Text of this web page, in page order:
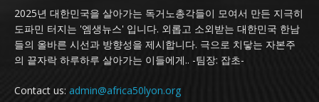
2025년 대한민국을 살아가는 독거노총각들이 모여서 만든 지극히
도파민 터지는 '엠생뉴스' 입니다. 외롭고 소외받는 대한민국 한남
들의 올바른 시선과 방향성을 제시합니다. 극으로 치닿는 자본주
의 끝자락 하루하루 살아가는 이들에게.. -팀장: 잡초-
Contact us: admin@africa50lyon.org